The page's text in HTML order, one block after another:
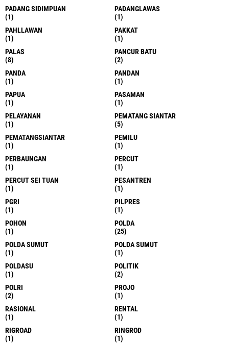
PADANG SIDIMPUAN
(1)
PADANGLAWAS
(1)
PAHLLAWAN
(1)
PAKKAT
(1)
PALAS
(8)
PANCUR BATU
(2)
PANDA
(1)
PANDAN
(1)
PAPUA
(1)
PASAMAN
(1)
PELAYANAN
(1)
PEMATANG SIANTAR
(5)
PEMATANGSIANTAR
(1)
PEMILU
(1)
PERBAUNGAN
(1)
PERCUT
(1)
PERCUT SEI TUAN
(1)
PESANTREN
(1)
PGRI
(1)
PILPRES
(1)
POHON
(1)
POLDA
(25)
POLDA SUMUT
(1)
POLDA SUMUT
(1)
POLDASU
(1)
POLITIK
(2)
POLRI
(2)
PROJO
(1)
RASIONAL
(1)
RENTAL
(1)
RIGROAD
(1)
RINGROD
(1)